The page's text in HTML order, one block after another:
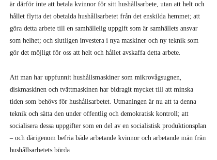
är därför inte att betala kvinnor för sitt hushållsarbete, utan att helt och
hållet flytta det obetalda hushållsarbetet från det enskilda hemmet; att
göra detta arbete till en samhällelig uppgift som är samhällets ansvar
som helhet; och slutligen investera i nya maskiner och ny teknik som
gör det möjligt för oss att helt och hållet avskaffa detta arbete.
Att man har uppfunnit hushållsmaskiner som mikrovågsugnen,
diskmaskinen och tvättmaskinen har bidragit mycket till att minska
tiden som behövs för hushållsarbetet. Utmaningen är nu att ta denna
teknik och sätta den under offentlig och demokratisk kontroll; att
socialisera dessa uppgifter som en del av en socialistisk produktionsplan
– och därigenom befria både arbetande kvinnor och arbetande män från
hushållsarbetets börda.